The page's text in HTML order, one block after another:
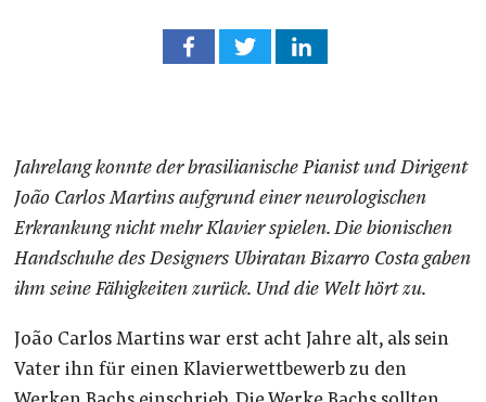
Jahrelang konnte der brasilianische Pianist und Dirigent
João Carlos Martins aufgrund einer neurologischen
Erkrankung nicht mehr Klavier spielen. Die bionischen
Handschuhe des Designers Ubiratan Bizarro Costa gaben
ihm seine Fähigkeiten zurück. Und die Welt hört zu.
João Carlos Martins war erst acht Jahre alt, als sein
Vater ihn für einen Klavierwettbewerb zu den